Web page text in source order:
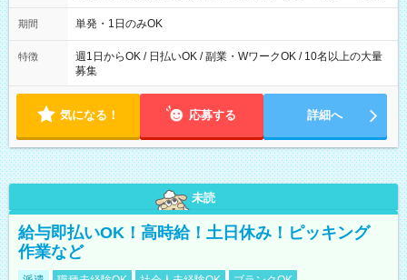
～21：00
期間 単発・1日のみOK
特徴
週1日からOK / 日払いOK / 副業・WワークOK / 10名以上の大量
募集
気になる！ 応募する 詳細へ
未読
給与即払いOK！高時給！土日休み！ピッキング
作業など